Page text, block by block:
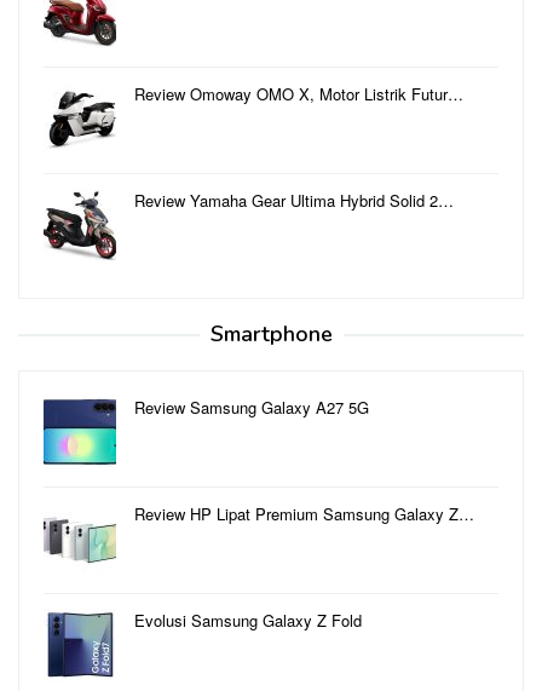
Review Omoway OMO X, Motor Listrik Futur…
Review Yamaha Gear Ultima Hybrid Solid 2…
Smartphone
Review Samsung Galaxy A27 5G
Review HP Lipat Premium Samsung Galaxy Z…
Evolusi Samsung Galaxy Z Fold